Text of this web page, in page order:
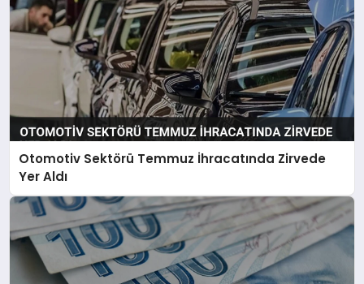
Otomotiv Sektörü Temmuz İhracatında Zirvede
Yer Aldı